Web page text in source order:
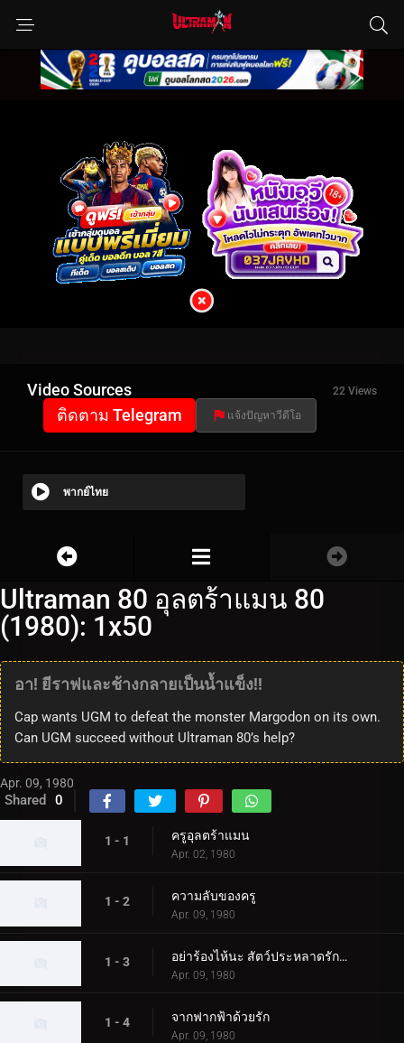
Video Sources 22 Views
ติดตาม Telegram แจ้งปัญหาวีดีโอ
พากย์ไทย
Ultraman 80 อุลตร้าแมน 80
(1980): 1x50
อา! ยีราฟและช้างกลายเป็นน้ำแข็ง!!
Cap wants UGM to defeat the monster Margodon on its own.
Can UGM succeed without Ultraman 80’s help?
Apr. 09, 1980
Shared 0
1 - 1 ครูอุลตร้าแมน
Apr. 02, 1980
1 - 2 ความลับของครู
Apr. 09, 1980
1 - 3 อย่าร้องไห้นะ สัตว์ประหลาดรักครั้งแรก
Apr. 09, 1980
1 - 4 จากฟากฟ้าด้วยรัก
Apr. 09, 1980